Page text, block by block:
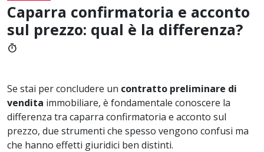
Caparra confirmatoria e acconto
sul prezzo: qual è la differenza?
timer
Se stai per concludere un contratto preliminare di
vendita immobiliare, è fondamentale conoscere la
differenza tra caparra confirmatoria e acconto sul
prezzo, due strumenti che spesso vengono confusi ma
che hanno effetti giuridici ben distinti.